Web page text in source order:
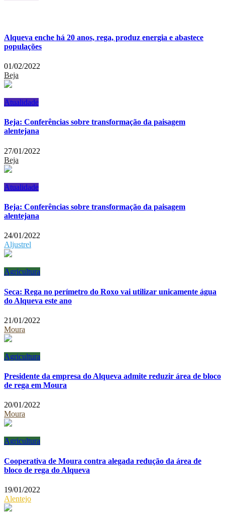
Alqueva enche há 20 anos, rega, produz energia e abastece
populações
01/02/2022
Beja
Atualidade
Beja: Conferências sobre transformação da paisagem
alentejana
27/01/2022
Beja
Atualidade
Beja: Conferências sobre transformação da paisagem
alentejana
24/01/2022
Aljustrel
Agricultura
Seca: Rega no perímetro do Roxo vai utilizar unicamente água
do Alqueva este ano
21/01/2022
Moura
Agricultura
Presidente da empresa do Alqueva admite reduzir área de bloco
de rega em Moura
20/01/2022
Moura
Agricultura
Cooperativa de Moura contra alegada redução da área de
bloco de rega do Alqueva
19/01/2022
Alentejo